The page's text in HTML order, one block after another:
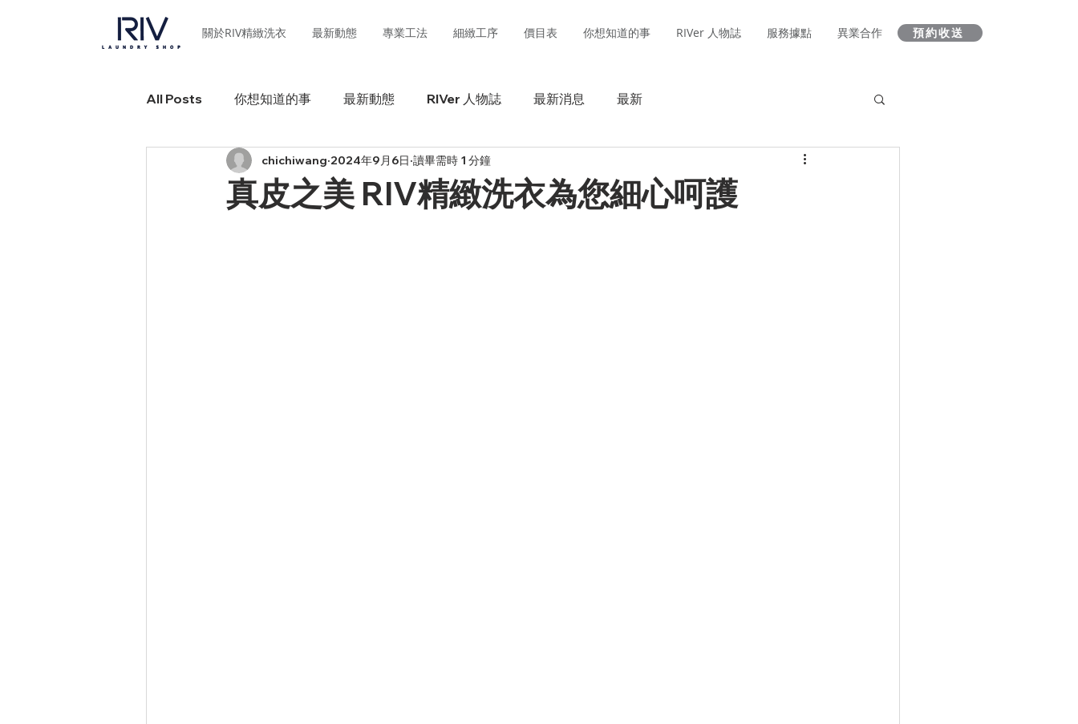
關於RIV精緻洗衣 最新動態 專業工法 細緻工序 價目表 你想知道的事 RIVer 人物誌 服務據點 異業合作 預約收送
All Posts 你想知道的事 最新動態 RIVer 人物誌 最新消息 最新
真皮之美 RIV精緻洗衣為您細心呵護
chichiwang 2024年9月6日 讀畢需時 1 分鐘